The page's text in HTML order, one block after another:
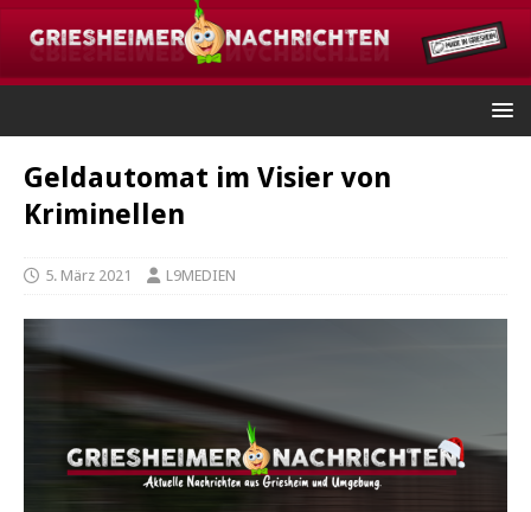
Geldautomat im Visier von
Kriminellen
5. März 2021 L9MEDIEN